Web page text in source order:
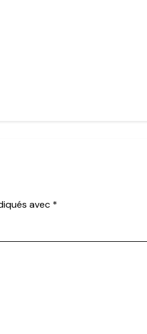
avec *